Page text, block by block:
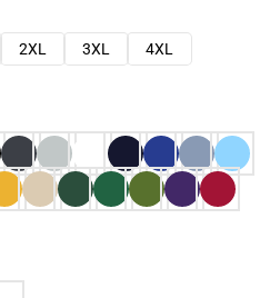
2XL 3XL
4XL